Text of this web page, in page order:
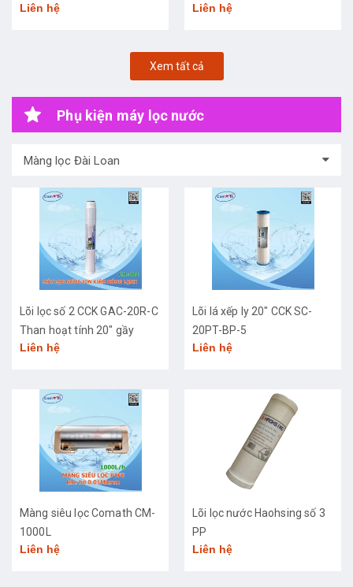
lạnh
Liên hệ
Liên hệ
Xem tất cả
Phụ kiện máy lọc nước
Màng lọc Đài Loan
Lõi lọc số 2 CCK GAC-20R-C
Than hoạt tính 20" gầy
Liên hệ
Lõi lá xếp ly 20" CCK SC-
20PT-BP-5
Liên hệ
Màng siêu lọc Comath CM-
1000L
Liên hệ
Lõi lọc nước Haohsing số 3
PP
Liên hệ